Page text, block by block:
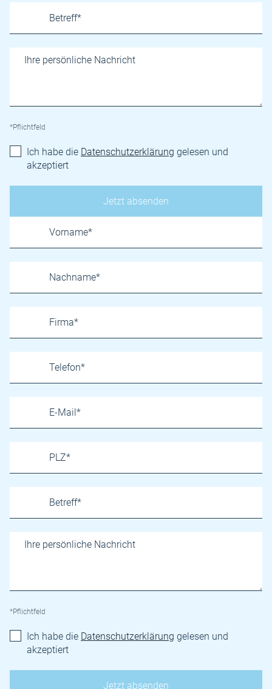
*Pflichtfeld
Ich habe die Datenschutzerklärung gelesen und
akzeptiert
*Pflichtfeld
Ich habe die Datenschutzerklärung gelesen und
akzeptiert